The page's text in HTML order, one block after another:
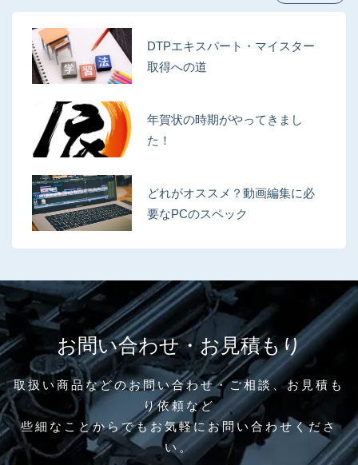
DTPエキスパート・マイスター
取得への道
年賀状の時期がやってきまし
た！
どれがオススメ？動画編集に必
要なPCのスペック
お問い合わせ・お見積もり
取扱い商品などのお問い合わせ・ご相談、お見積も
り依頼など
些細なことからでもお気軽にお問い合わせくださ
い。